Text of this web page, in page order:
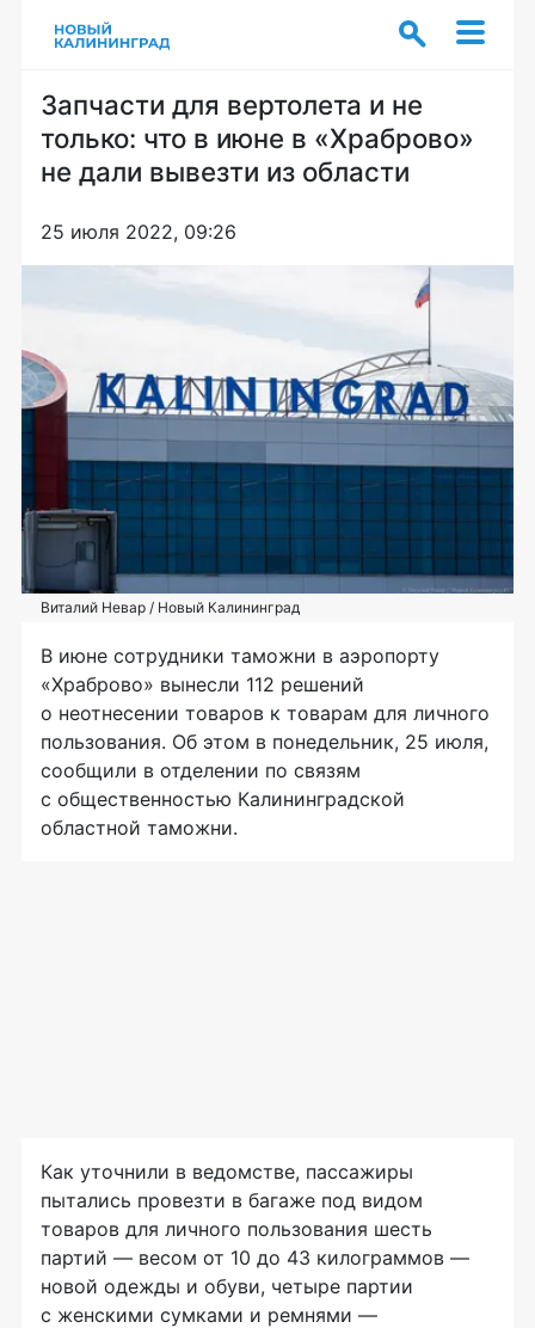
Запчасти для вертолета и не
только: что в июне в «Храброво»
не дали вывезти из области
25 июля 2022, 09:26
Виталий Невар / Новый Калининград
В июне сотрудники таможни в аэропорту
«Храброво» вынесли 112 решений
о неотнесении товаров к товарам для личного
пользования. Об этом в понедельник, 25 июля,
сообщили в отделении по связям
с общественностью Калининградской
областной таможни.
Как уточнили в ведомстве, пассажиры
пытались провезти в багаже под видом
товаров для личного пользования шесть
партий — весом от 10 до 43 килограммов —
новой одежды и обуви, четыре партии
с женскими сумками и ремнями —